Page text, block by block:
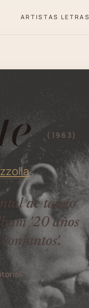
ARTISTAS LETRAS
(1963)
.
de tango
'20 años